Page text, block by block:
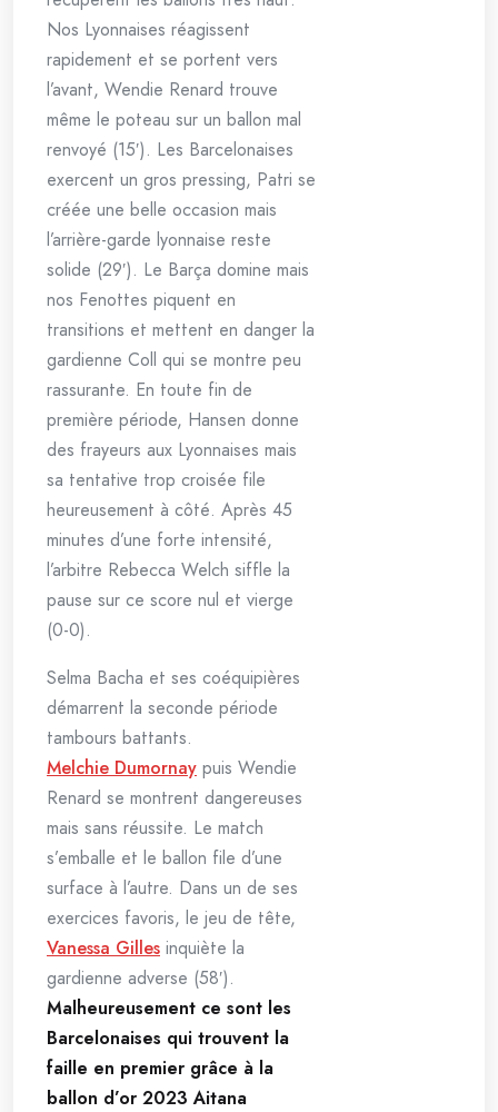
Nos Lyonnaises réagissent
rapidement et se portent vers
l’avant, Wendie Renard trouve
même le poteau sur un ballon mal
renvoyé (15′). Les Barcelonaises
exercent un gros pressing, Patri se
créée une belle occasion mais
l’arrière-garde lyonnaise reste
solide (29′). Le Barça domine mais
nos Fenottes piquent en
transitions et mettent en danger la
gardienne Coll qui se montre peu
rassurante. En toute fin de
première période, Hansen donne
des frayeurs aux Lyonnaises mais
sa tentative trop croisée file
heureusement à côté. Après 45
minutes d’une forte intensité,
l’arbitre Rebecca Welch siffle la
pause sur ce score nul et vierge
(0-0).
Selma Bacha et ses coéquipières
démarrent la seconde période
tambours battants.
Melchie Dumornay puis Wendie
Renard se montrent dangereuses
mais sans réussite. Le match
s’emballe et le ballon file d’une
surface à l’autre. Dans un de ses
exercices favoris, le jeu de tête,
Vanessa Gilles inquiète la
gardienne adverse (58′).
Malheureusement ce sont les
Barcelonaises qui trouvent la
faille en premier grâce à la
ballon d’or 2023 Aitana